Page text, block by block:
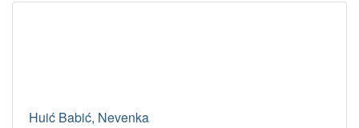
Huić Babić, Nevenka